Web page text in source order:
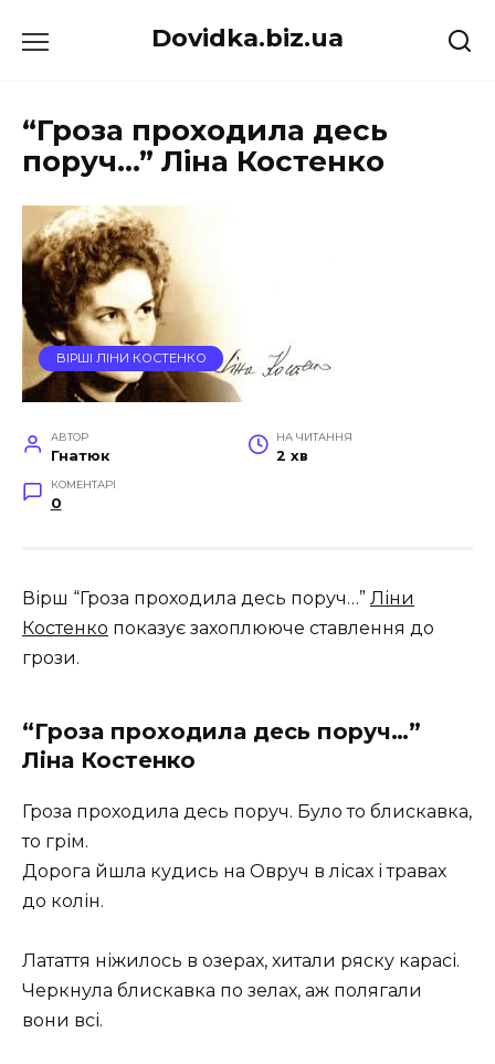
до
Dovidka.biz.ua
“Гроза проходила десь
поруч…” Ліна Костенко
ВІРШІ ЛІНИ КОСТЕНКО
АВТОР
Гнатюк
НА ЧИТАННЯ
2 хв
КОМЕНТАРІ
0
Вірш “Гроза проходила десь поруч…” Ліни
Костенко показує захоплююче ставлення до
грози.
“Гроза проходила десь поруч…”
Ліна Костенко
Гроза проходила десь поруч. Було то блискавка,
то грім.
Дорога йшла кудись на Овруч в лісах і травах
до колін.
Латаття ніжилось в озерах, хитали ряску карасі.
Черкнула блискавка по зелах, аж полягали
вони всі.